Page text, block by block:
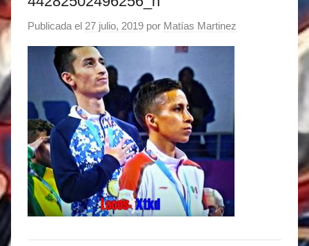
Publicada el 27 julio, 2019 por Matías Martinez